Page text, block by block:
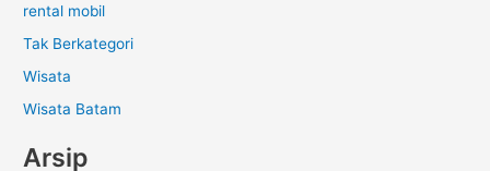
rental mobil
Tak Berkategori
Wisata
Wisata Batam
Arsip